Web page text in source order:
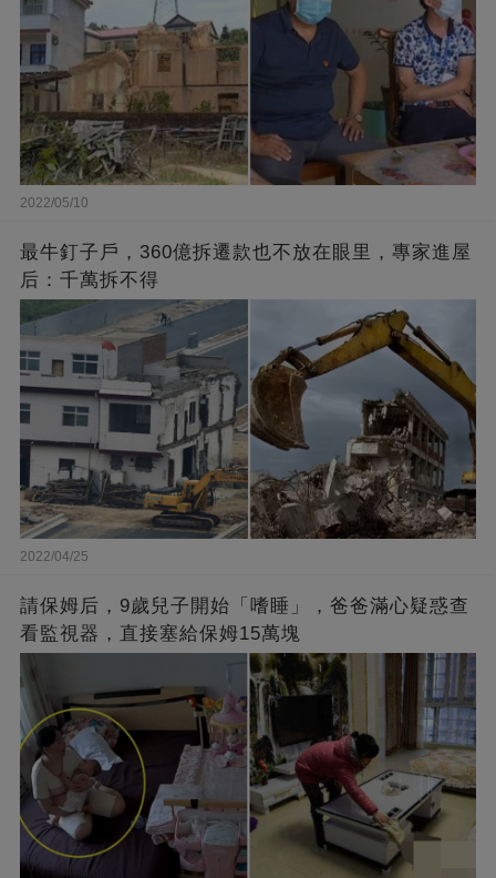
2022/05/10
最牛釘子戶，360億拆遷款也不放在眼里，專家進屋
后：千萬拆不得
2022/04/25
請保姆后，9歲兒子開始「嗜睡」，爸爸滿心疑惑查
看監視器，直接塞給保姆15萬塊